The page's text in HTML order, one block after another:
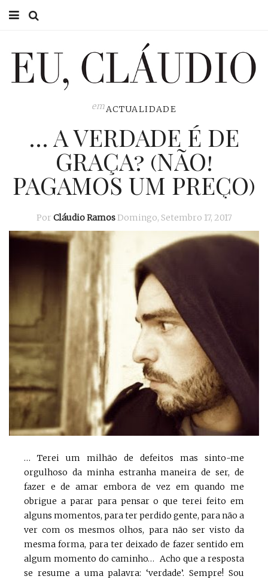
EU CLÁUDIO
ACTUALIDADE
emACTUALIDADE
… A VERDADE É DE
GRAÇA? (NÃO!
PAGAMOS UM PREÇO)
Por Cláudio RamosDomingo, Setembro 17, 2017
… Terei um milhão de defeitos mas sinto-me
orgulhoso da minha estranha maneira de ser, de
fazer e de amar embora de vez em quando me
obrigue a parar para pensar o que terei feito em
alguns momentos, para ter perdido gente, para não a
ver com os mesmos olhos, para não ser visto da
mesma forma, para ter deixado de fazer sentido em
algum momento do caminho… Acho que a resposta
se resume a uma palavra: ‘verdade’. Sempre! Sou